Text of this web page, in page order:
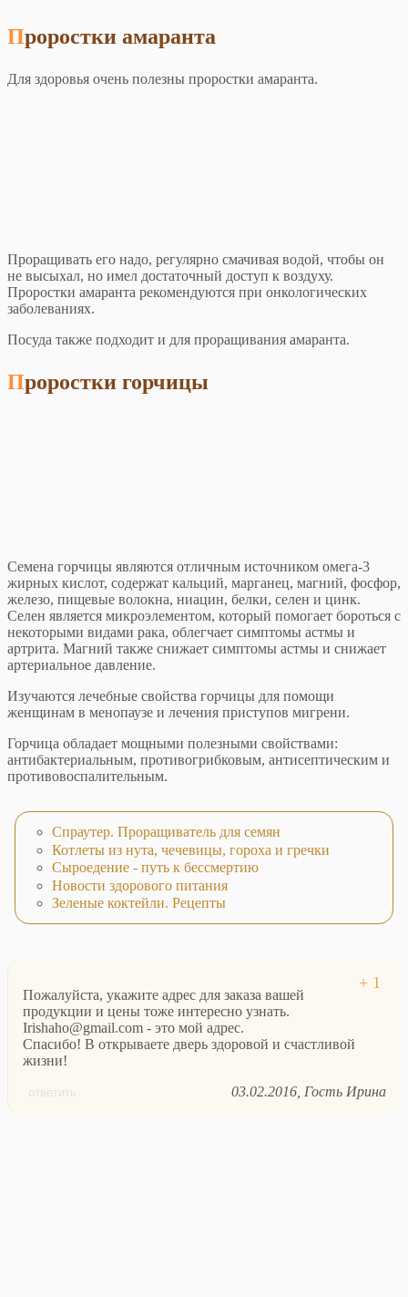
Проростки амаранта
Для здоровья очень полезны проростки амаранта.
Проращивать его надо, регулярно смачивая водой, чтобы он
не высыхал, но имел достаточный доступ к воздуху.
Проростки амаранта рекомендуются при онкологических
заболеваниях.
Посуда также подходит и для проращивания амаранта.
Проростки горчицы
Семена горчицы являются отличным источником омега-3
жирных кислот, содержат кальций, марганец, магний, фосфор,
железо, пищевые волокна, ниацин, белки, селен и цинк.
Селен является микроэлементом, который помогает бороться с
некоторыми видами рака, облегчает симптомы астмы и
артрита. Магний также снижает симптомы астмы и снижает
артериальное давление.
Изучаются лечебные свойства горчицы для помощи
женщинам в менопаузе и лечения приступов мигрени.
Горчица обладает мощными полезными свойствами:
антибактериальным, противогрибковым, антисептическим и
противовоспалительным.
Спраутер. Проращиватель для семян
Котлеты из нута, чечевицы, гороха и гречки
Сыроедение - путь к бессмертию
Новости здорового питания
Зеленые коктейли. Рецепты
Пожалуйста, укажите адрес для заказа вашей
продукции и цены тоже интересно узнать.
Irishaho@gmail.com - это мой адрес.
Спасибо! В открываете дверь здоровой и счастливой
жизни!
ответить 03.02.2016 Гость Ирина